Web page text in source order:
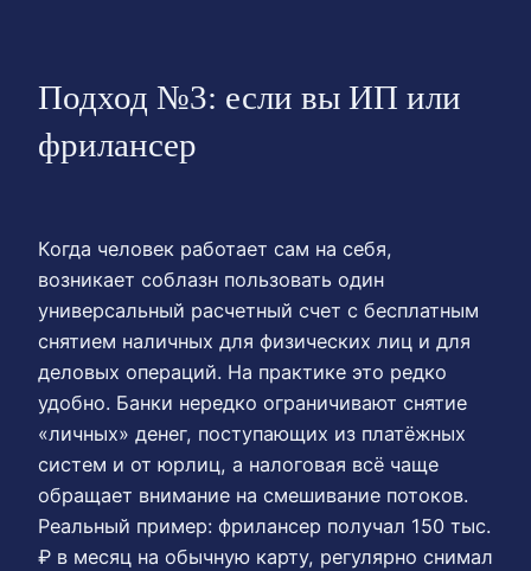
Подход №3: если вы ИП или
фрилансер
Когда человек работает сам на себя,
возникает соблазн пользовать один
универсальный расчетный счет с бесплатным
снятием наличных для физических лиц и для
деловых операций. На практике это редко
удобно. Банки нередко ограничивают снятие
«личных» денег, поступающих из платёжных
систем и от юрлиц, а налоговая всё чаще
обращает внимание на смешивание потоков.
Реальный пример: фрилансер получал 150 тыс.
₽ в месяц на обычную карту, регулярно снимал